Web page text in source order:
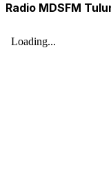
Radio MDSFM